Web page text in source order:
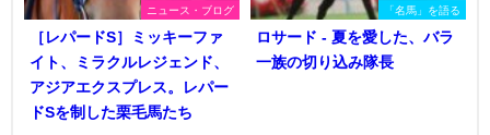
ニュース・ブログ
［レパードS］ミッキーファ
イト、ミラクルレジェンド、
アジアエクスプレス。レパー
ドSを制した栗毛馬たち
「名馬」を語る
ロサード - 夏を愛した、バラ
一族の切り込み隊長